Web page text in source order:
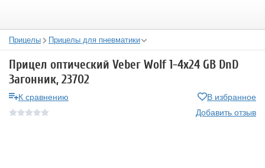
Прицелы Прицелы для пневматики
Прицел оптический Veber Wolf 1-4x24 GB DnD
Загонник, 23702
К сравнению
В избранное
Добавить отзыв